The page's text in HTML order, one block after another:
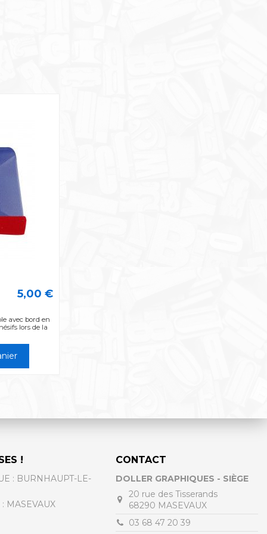
5,00 €
avec bord en
lors de la
!
: BURNHAUPT-LE-
MASEVAUX
CONTACT
DOLLER GRAPHIQUES - SIÈGE
20 rue des Tisserands
68290 MASEVAUX
03 68 47 20 39